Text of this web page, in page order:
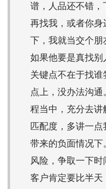
谱，人品还不错
再找我，或者你
下，我就当交个朋
如果他要是真找别
关键点不在于找
点上，没办法沟
程当中，充分去
匹配度，多讲一
带来的负面情况
风险，争取一下
客户肯定要比半